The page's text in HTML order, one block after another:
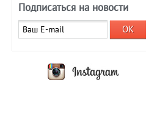
Подписаться на новости